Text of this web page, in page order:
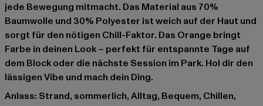
jede Bewegung mitmacht. Das Material aus 70%
Baumwolle und 30% Polyester ist weich auf der Haut und
sorgt für den nötigen Chill-Faktor. Das Orange bringt
Farbe in deinen Look – perfekt für entspannte Tage auf
dem Block oder die nächste Session im Park. Hol dir den
lässigen Vibe und mach dein Ding.
Anlass: Strand, sommerlich, Alltag, Bequem, Chillen,